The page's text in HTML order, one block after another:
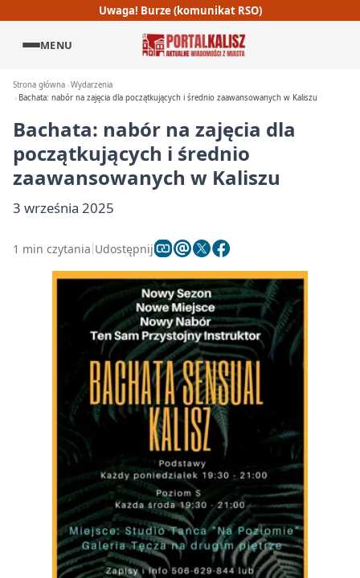
Uwaga! Burze (komunikat RSO)
MENU
Strona główna Wydarzenia
Bachata: nabór na zajęcia dla początkujących i średnio zaawansowanych w Kaliszu
Bachata: nabór na zajęcia dla
początkujących i średnio
zaawansowanych w Kaliszu
3 września 2025
1 min czytania Udostępnij